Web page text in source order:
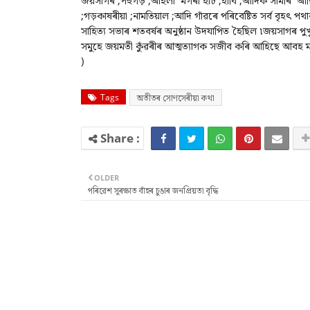
;গড়কাষৰীয়া ;নামতিয়াল ;আদি গাঁৱৰে পৰিবেষ্টিত সৰ্ব বৃহৎ
সাহিত্য সভাৰ শতবৰ্ষৰ অনুষ্ঠান উদযাপিত হৈছিল ৷জয়সাগৰ
সমুহে জয়মতী কুঁৱৰীৰ আত্মত্যাগক সজীব কৰি আহিছে আবহ
)
Tags অতীতৰ সোণসেৰীয়া কথা
OLDER
পৰিৱেশ সুৰক্ষাত বাঁহৰ চুঙাৰ জনপ্ৰিয়তা বৃদ্ধি